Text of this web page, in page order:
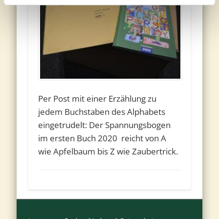
Per Post mit einer Erzählung zu
jedem Buchstaben des Alphabets
eingetrudelt: Der Spannungsbogen
im ersten Buch 2020 reicht von A
wie Apfelbaum bis Z wie Zaubertrick.